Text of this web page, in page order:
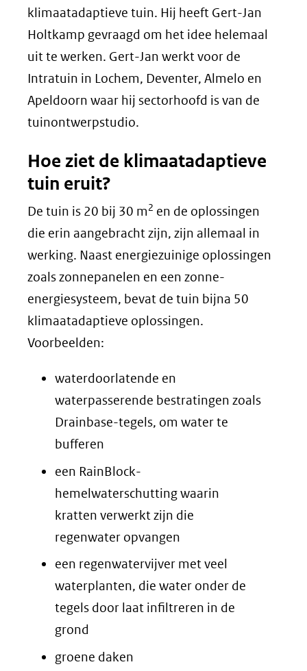
klimaatadaptieve tuin. Hij heeft Gert-Jan
Holtkamp gevraagd om het idee helemaal
uit te werken. Gert-Jan werkt voor de
Intratuin in Lochem, Deventer, Almelo en
Apeldoorn waar hij sectorhoofd is van de
tuinontwerpstudio.
Hoe ziet de klimaatadaptieve
tuin eruit?
De tuin is 20 bij 30 m2 en de oplossingen
die erin aangebracht zijn, zijn allemaal in
werking. Naast energiezuinige oplossingen
zoals zonnepanelen en een zonne-
energiesysteem, bevat de tuin bijna 50
klimaatadaptieve oplossingen.
Voorbeelden:
waterdoorlatende en
waterpasserende bestratingen zoals
Drainbase-tegels, om water te
bufferen
een RainBlock-
hemelwaterschutting waarin
kratten verwerkt zijn die
regenwater opvangen
een regenwatervijver met veel
waterplanten, die water onder de
tegels door laat infiltreren in de
grond
groene daken